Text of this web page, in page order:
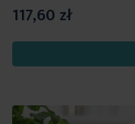
117,60 zł